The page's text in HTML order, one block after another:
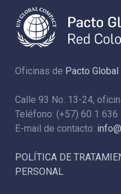
Oficinas de Pacto Global
Calle 93 No. 13-24,
Teléfono: (+57) 60 1 636
E-mail de contacto:
POLÍTICA DE
PERSONAL